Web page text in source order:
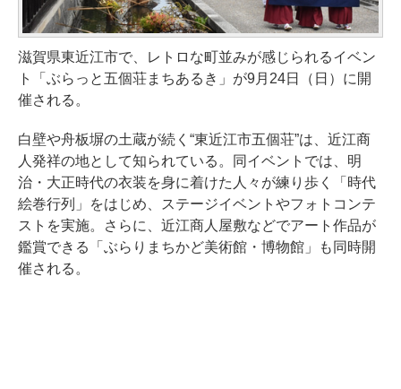
滋賀県東近江市で、レトロな町並みが感じられるイベン
ト「ぶらっと五個荘まちあるき」が9月24日（日）に開
催される。
白壁や舟板塀の土蔵が続く“東近江市五個荘”は、近江商
人発祥の地として知られている。同イベントでは、明
治・大正時代の衣装を身に着けた人々が練り歩く「時代
絵巻行列」をはじめ、ステージイベントやフォトコンテ
ストを実施。さらに、近江商人屋敷などでアート作品が
鑑賞できる「ぶらりまちかど美術館・博物館」も同時開
催される。